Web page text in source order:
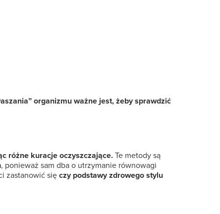
organizmu ważne jest, żeby sprawdzić
różne kuracje oczyszczające. Te metody są
, ponieważ sam dba o utrzymanie równowagi
zastanowić się czy podstawy zdrowego stylu